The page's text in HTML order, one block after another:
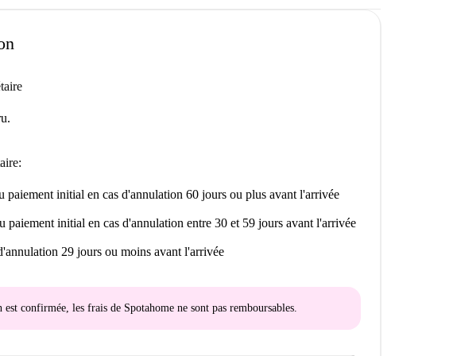
paiement initial en cas d'annulation 60 jours ou plus avant l'arrivée
paiement initial en cas d'annulation entre 30 et 59 jours avant l'arrivée
29 jours ou moins avant l'arrivée
confirmée, les frais de Spotahome ne sont pas remboursables.